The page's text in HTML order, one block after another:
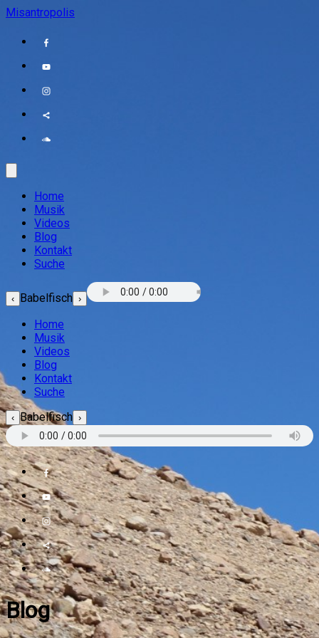
Misantropolis
Home
Musik
Videos
Blog
Kontakt
Suche
‹ Babelfisch ›
Home
Musik
Videos
Blog
Kontakt
Suche
‹ Babelfisch ›
Blog